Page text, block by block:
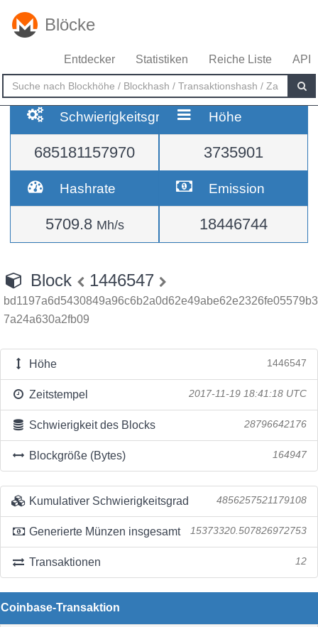
Blöcke
Entdecker Statistiken Reiche Liste API
Schwierigkeitsgrad
685181157970
Höhe
3735901
Hashrate
5709.8 Mh/s
Emission
18446744
Block 1446547
bd1197a6d5430849a96c6b2a0d62e49abe62e2326fe05579b3
7a24a630a2fb09
Höhe 1446547
Zeitstempel 2017-11-19 18:41:18 UTC
Schwierigkeit des Blocks 28796642176
Blockgröße (Bytes) 164947
Kumulativer Schwierigkeitsgrad 4856257521179108
Generierte Münzen insgesamt 15373320.507826972753
Transaktionen 12
Coinbase-Transaktion